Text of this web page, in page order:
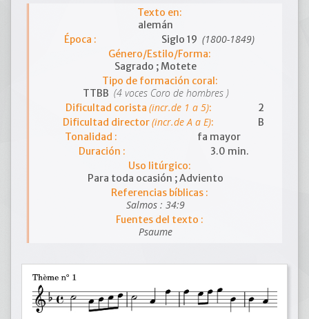
Texto en:
alemán
Época :
Siglo 19 (1800-1849)
Género/Estilo/Forma:
Sagrado ; Motete
Tipo de formación coral:
TTBB (4 voces Coro de hombres )
Dificultad corista (incr.de 1 a 5):
2
Dificultad director(incr.de A a E):
B
Tonalidad :
fa mayor
Duración :
3.0 min.
Uso litúrgico:
Para toda ocasión ; Adviento
Referencias bíblicas :
Salmos : 34:9
Fuentes del texto :
Psaume